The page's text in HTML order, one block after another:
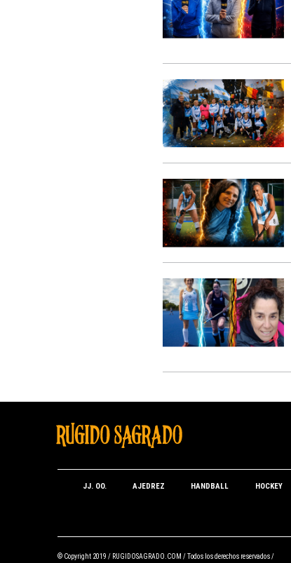
JJ. OO. AJEDREZ HANDBALL HOCKEY
© Copyright 2019 / RUGIDOSAGRADO.COM / Todos los derechos reservados /